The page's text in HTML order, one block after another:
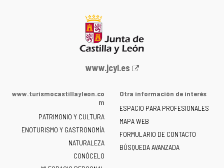
Portal
la
de
Castilla
y
León
www.jcyl.es
www.turismocastillayleon.co
m
PATRIMONIO Y CULTURA
ENOTURISMO Y GASTRONOMÍA
NATURALEZA
CONÓCELO
Otra información de interés
ESPACIO PARA PROFESIONALES
MAPA WEB
FORMULARIO DE CONTACTO
BÚSQUEDA AVANZADA